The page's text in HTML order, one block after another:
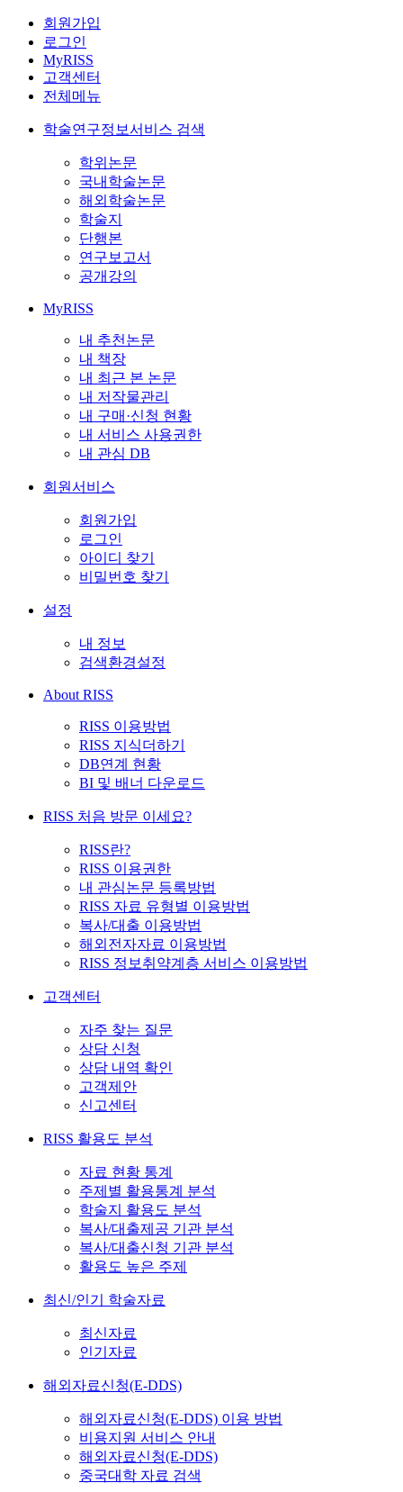
회원가입
로그인
MyRISS
고객센터
전체메뉴
학술연구정보서비스 검색
학위논문
국내학술논문
해외학술논문
학술지
단행본
연구보고서
공개강의
MyRISS
내 추천논문
내 책장
내 최근 본 논문
내 저작물관리
내 구매·신청 현황
내 서비스 사용권한
내 관심 DB
회원서비스
회원가입
로그인
아이디 찾기
비밀번호 찾기
설정
내 정보
검색환경설정
About RISS
RISS 이용방법
RISS 지식더하기
DB연계 현황
BI 및 배너 다운로드
RISS 처음 방문 이세요?
RISS란?
RISS 이용권한
내 관심논문 등록방법
RISS 자료 유형별 이용방법
복사/대출 이용방법
해외전자자료 이용방법
RISS 정보취약계층 서비스 이용방법
고객센터
자주 찾는 질문
상담 신청
상담 내역 확인
고객제안
신고센터
RISS 활용도 분석
자료 현황 통계
주제별 활용통계 분석
학술지 활용도 분석
복사/대출제공 기관 분석
복사/대출신청 기관 분석
활용도 높은 주제
최신/인기 학술자료
최신자료
인기자료
해외자료신청(E-DDS)
해외자료신청(E-DDS) 이용 방법
비용지원 서비스 안내
해외자료신청(E-DDS)
중국대학 자료 검색